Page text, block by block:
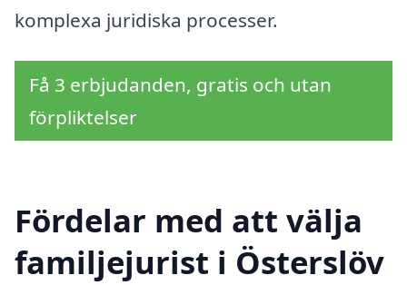
komplexa juridiska processer.
Få 3 erbjudanden, gratis och utan
förpliktelser
Fördelar med att välja
familjejurist i Österslöv